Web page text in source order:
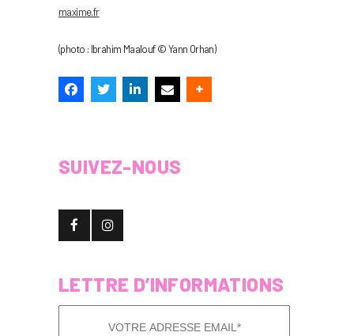
maxime.fr
(photo : Ibrahim Maalouf © Yann Orhan)
SUIVEZ-NOUS
LETTRE D’INFORMATIONS